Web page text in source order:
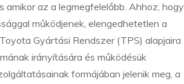
amikor az a legmegfelelőbb. Ahhoz, hogy
működjenek, elengedhetetlen a
Gyártási Rendszer (TPS) alapjaira
irányítására és működésük
formájában jelenik meg, a